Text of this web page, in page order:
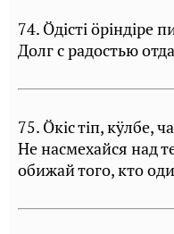
74. Öдiстi öрiндiре
Долг с радостью
75. Öкiс тiп, кÿлбе,
Не насмехайся над
обижай того, кто